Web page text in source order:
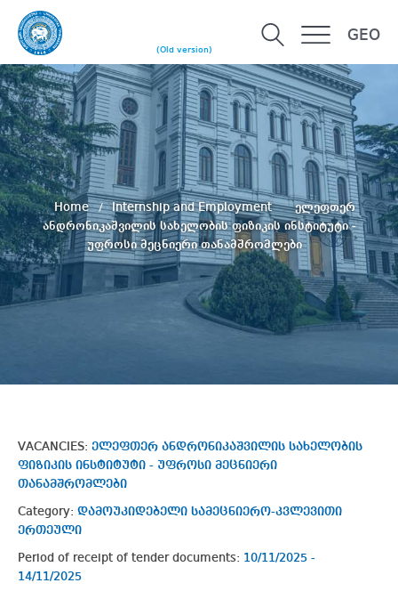
(Old version)
GEO
Home Internship and Employment
ელეფთერ
ანდრონიკაშვილის სახელობის ფიზიკის ინსტიტუტი -
უფროსი მეცნიერი თანამშრომლები
VACANCIES: ელეფთერ ანდრონიკაშვილის სახელობის
ფიზიკის ინსტიტუტი - უფროსი მეცნიერი
თანამშრომლები
Category: დამოუკიდებელი სამეცნიერო-კვლევითი
ერთეული
Period of receipt of tender documents: 10/11/2025 -
14/11/2025